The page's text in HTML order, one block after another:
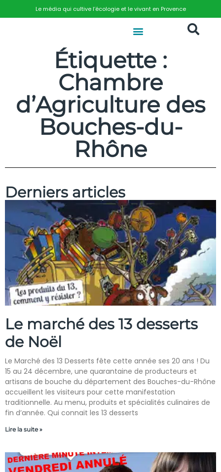
Le média qui cultive l’écologie et le vivant en Provence
Étiquette :
Chambre
d’Agriculture des
Bouches-du-
Rhône
Derniers articles
Le marché des 13 desserts
de Noël
Le Marché des 13 Desserts fête cette année ses 20 ans ! Du
15 au 24 décembre, une quarantaine de producteurs et
artisans de bouche du département des Bouches-du-Rhône
accueillent les visiteurs pour cette manifestation
traditionnelle. Au menu, produits et spécialités culinaires de
fin d’année. Qui connait les 13 desserts
Lire la suite »